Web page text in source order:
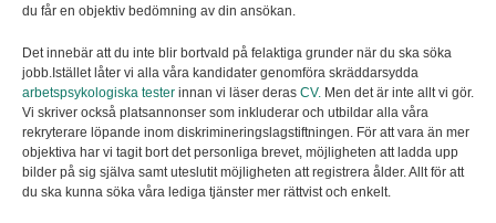
du får en objektiv bedömning av din ansökan.
Det innebär att du inte blir bortvald på felaktiga grunder när du ska söka
jobb.Istället låter vi alla våra kandidater genomföra skräddarsydda
arbetspsykologiska tester innan vi läser deras CV. Men det är inte allt vi gör.
Vi skriver också platsannonser som inkluderar och utbildar alla våra
rekryterare löpande inom diskrimineringslagstiftningen. För att vara än mer
objektiva har vi tagit bort det personliga brevet, möjligheten att ladda upp
bilder på sig själva samt uteslutit möjligheten att registrera ålder. Allt för att
du ska kunna söka våra lediga tjänster mer rättvist och enkelt.